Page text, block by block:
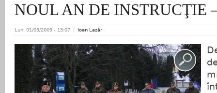
NOUL AN DE INSTRUCŢIE
Lun, 01/05/2009 - 15:07 Ioan Lazăr